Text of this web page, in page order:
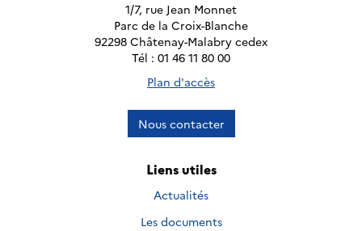
1/7, rue Jean Monnet
Parc de la Croix-Blanche
92298 Châtenay-Malabry cedex
Tél : 01 46 11 80 00
Plan d'accès
Nous contacter
Liens utiles
Actualités
Les documents